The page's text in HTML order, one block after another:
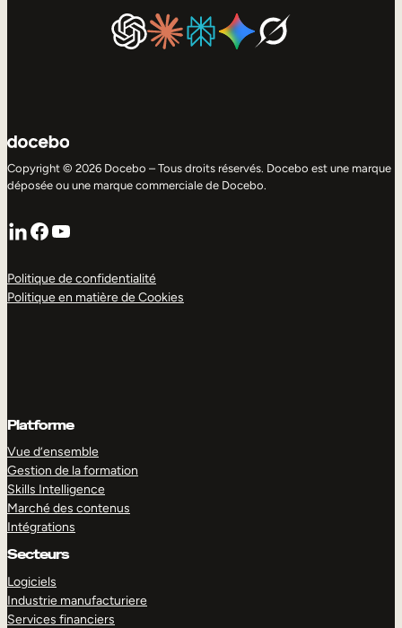
Copyright © 2026 Docebo – Tous droits réservés. Docebo est une marque
déposée ou une marque commerciale de Docebo.
LinkedIn
Facebook
YouTube
Politique de confidentialité
Politique en matière de Cookies
Platforme
Vue d’ensemble
Gestion de la formation
Skills Intelligence
Marché des contenus
Intégrations
Secteurs
Logiciels
Industrie manufacturiere
Services financiers